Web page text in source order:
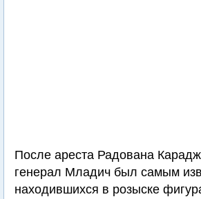
После ареста Радована
генерал Младич был самым
находившихся в розыске